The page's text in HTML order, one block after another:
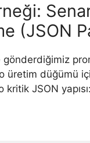
(JSON
üretim düğümü
kritik JSON yapısı: